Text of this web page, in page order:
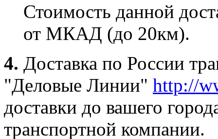
Стоимость данной
от МКАД (до 20км).
4. Доставка по России
"Деловые Линии" http://
доставки до вашего
транспортной компании.